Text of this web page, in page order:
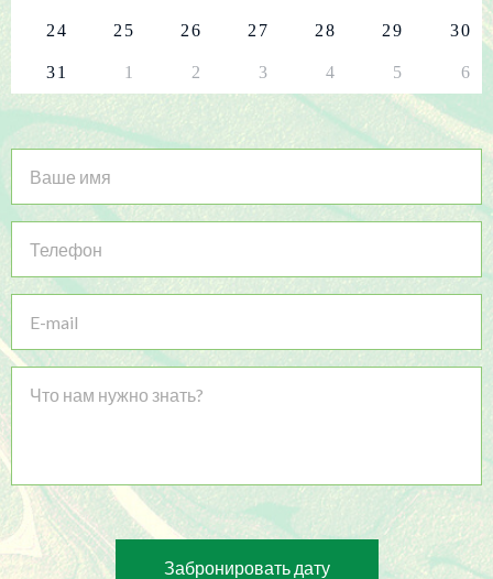
24 25 26 27 28 29 30
31 1 2 3 4 5 6
Забронировать дату